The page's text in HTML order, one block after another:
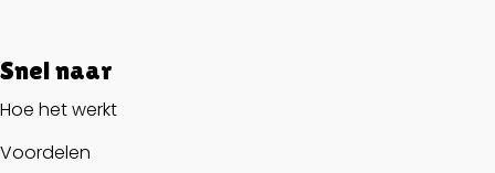
Snel naar
Hoe het werkt
Voordelen